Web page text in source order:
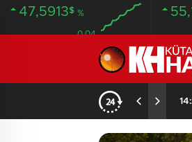
47,5913$ %
0.04